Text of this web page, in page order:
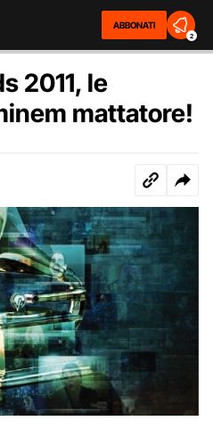
ABBONATI
2
2011, le
mattatore!